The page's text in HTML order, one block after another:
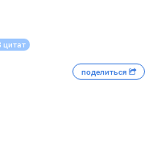
цитат
поделиться